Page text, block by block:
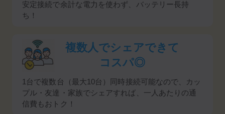
安定接続で余計な電力を使わず、バッテリー長持
ち！
複数人でシェアできて
コスパ◎
1台で複数台（最大10台）同時接続可能なので、カッ
プル・友達・家族でシェアすれば、一人あたりの通
信費もおトク！